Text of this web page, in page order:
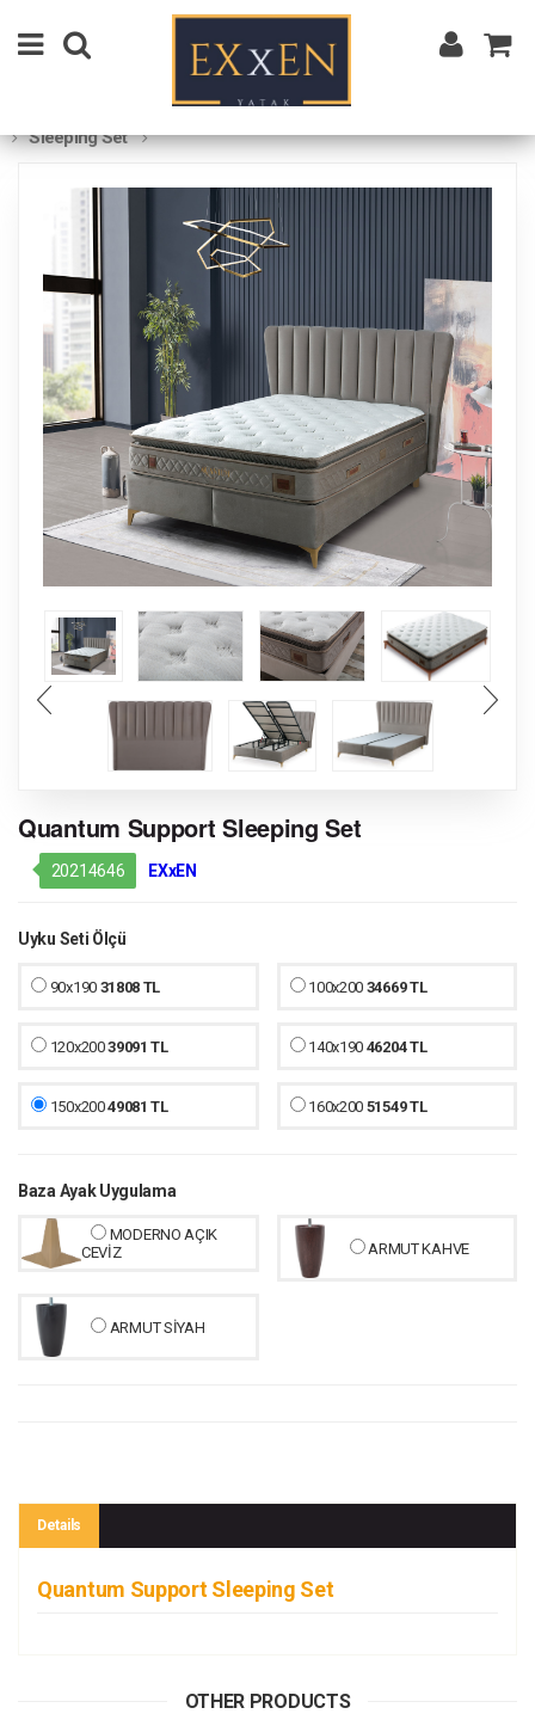
Sleeping Set
Quantum Support Sleeping Set
20214646 EXxEN
Uyku Seti Ölçü
90x190 31808 TL 100x200 34669 TL
120x20039091 TL 140x190 46204 TL
150x20049081 TL 160x200 51549 TL
Baza Ayak Uygulama
MODERNO AÇIK
CEVİZ
ARMUT KAHVE
ARMUT SİYAH
Details
Quantum Support Sleeping Set
OTHER PRODUCTS